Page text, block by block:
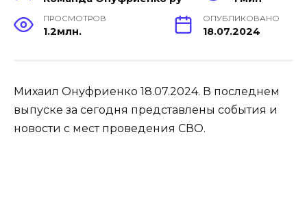
ПРОСМОТРОВ
1.2млн.
ОПУБЛИКОВАНО
18.07.2024
Михаил Онуфриенко 18.07.2024. В последнем
выпуске за сегодня представлены события и
новости с мест проведения СВО.